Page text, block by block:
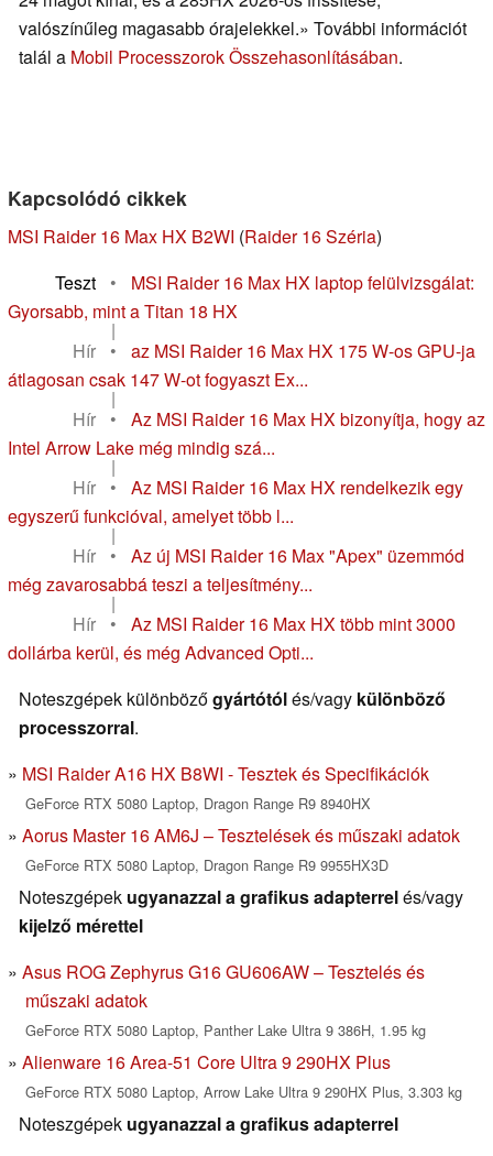
valószínűleg magasabb órajelekkel.» További információt
talál a Mobil Processzorok Összehasonlításában.
Kapcsolódó cikkek
MSI Raider 16 Max HX B2WI (Raider 16 Széria)
Teszt
•
MSI Raider 16 Max HX laptop felülvizsgálat:
Gyorsabb, mint a Titan 18 HX
|
Hír
•
az MSI Raider 16 Max HX 175 W-os GPU-ja
átlagosan csak 147 W-ot fogyaszt Ex...
|
Hír
•
Az MSI Raider 16 Max HX bizonyítja, hogy az
Intel Arrow Lake még mindig szá...
|
Hír
•
Az MSI Raider 16 Max HX rendelkezik egy
egyszerű funkcióval, amelyet több l...
|
Hír
•
Az új MSI Raider 16 Max "Apex" üzemmód
még zavarosabbá teszi a teljesítmény...
|
Hír
•
Az MSI Raider 16 Max HX több mint 3000
dollárba kerül, és még Advanced Opti...
Noteszgépek különbözőgyártótólés/vagy különböző
processzorral.
MSI Raider A16 HX B8WI - Tesztek és Specifikációk
GeForce RTX 5080 Laptop, Dragon Range R9 8940HX
Aorus Master 16 AM6J – Tesztelések és műszaki adatok
GeForce RTX 5080 Laptop, Dragon Range R9 9955HX3D
Noteszgépek ugyanazzal a grafikus adapterrelés/vagy
kijelző mérettel
Asus ROG Zephyrus G16 GU606AW – Tesztelés és
műszaki adatok
GeForce RTX 5080 Laptop, Panther Lake Ultra 9 386H, 1.95 kg
Alienware 16 Area-51 Core Ultra 9 290HX Plus
GeForce RTX 5080 Laptop, Arrow Lake Ultra 9 290HX Plus, 3.303 kg
Noteszgépek ugyanazzal a grafikus adapterrel